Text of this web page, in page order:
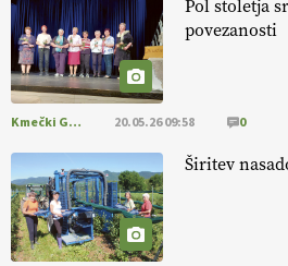
EKOloško = logično:
pomembnejši od izgleda
EKOloško = logično:
RAKARI
Pol stoletja
povezanosti
Kmečki Glas 20.05.26 09:58 0
Širitev